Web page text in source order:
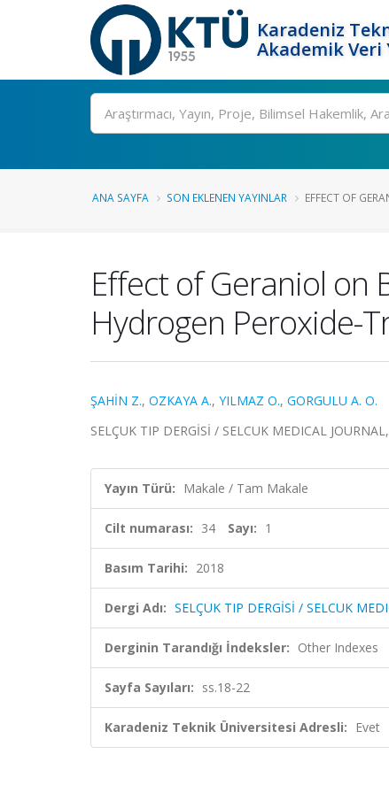
Karadeniz
Akademik Veri
Ara
ANA SAYFA SON EKLENEN YAYINLAR EFFECT OF
Effect of Geraniol on
Hydrogen Peroxide-
ŞAHİN Z., OZKAYA A., YILMAZ O., GORGULU A. O.
SELÇUK TIP DERGİSİ / SELCUK MEDICAL
Yayın Türü: Makale / Tam Makale
Cilt numarası: 34 Sayı: 1
Basım Tarihi: 2018
Dergi Adı: SELÇUK TIP DERGİSİ / SELCUK
Derginin Tarandığı İndeksler: Other Indexes
Sayfa Sayıları: ss.18-22
Karadeniz Teknik Üniversitesi Adresli: Evet